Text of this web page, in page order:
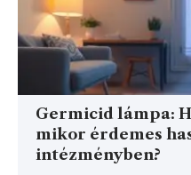
Germicid lámpa:
mikor érdemes
intézményben?